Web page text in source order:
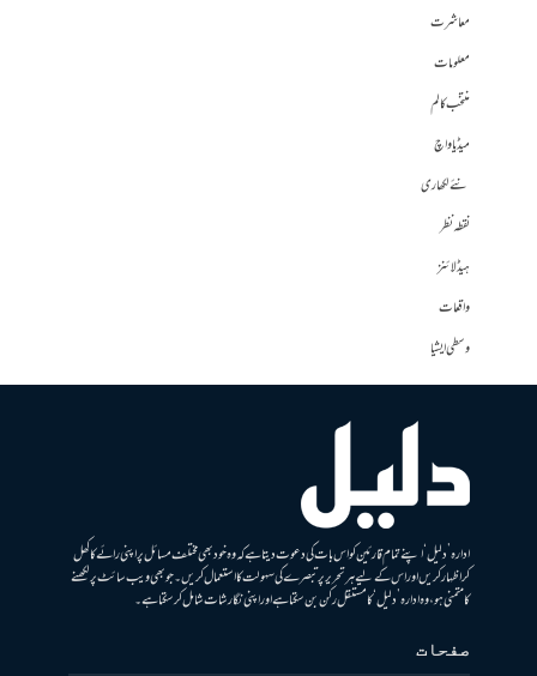
معاشرت
معلومات
منتخب کالم
میڈیا واچ
نئے لکھاری
نقطہ نظر
ہیڈلائنز
واقعات
وسطی ایشیا
ادارہ ’دلیل‘ اپنے تمام قارئین کو اس بات کی دعوت دیتا ہے کہ وہ خود بھی مختلف مسائل پر اپنی رائے کا کھل
کر اظہار کریں اور اس کے لیے ہر تحریر پر تبصرے کی سہولت کا استعمال کریں۔ جو بھی ویب سائٹ پر لکھنے
کا متمنی ہو، وہ ادارہ ’دلیل‘ کا مستقل رکن بن سکتا ہے اور اپنی نگارشات شامل کرسکتا ہے۔
صفحات